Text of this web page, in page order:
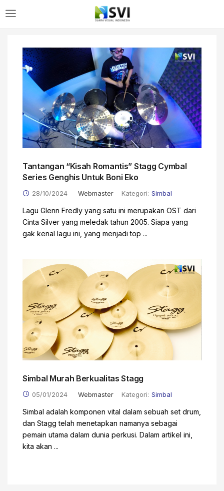
Tantangan “Kisah Romantis” Stagg Cymbal
Series Genghis Untuk Boni Eko
28/10/2024 Webmaster Kategori: Simbal
Lagu Glenn Fredly yang satu ini merupakan OST dari
Cinta Silver yang meledak tahun 2005. Siapa yang
gak kenal lagu ini, yang menjadi top ...
Simbal Murah Berkualitas Stagg
05/01/2024 Webmaster Kategori: Simbal
Simbal adalah komponen vital dalam sebuah set drum,
dan Stagg telah menetapkan namanya sebagai
pemain utama dalam dunia perkusi. Dalam artikel ini,
kita akan ...